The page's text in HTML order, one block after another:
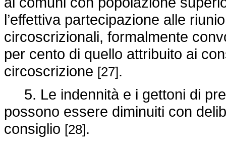
l’effettiva partecipazione alle
circoscrizionali, formalmente
per cento di quello attribuito ai
circoscrizione [27].
5. Le indennità e i gettoni di
possono essere diminuiti con
consiglio [28].